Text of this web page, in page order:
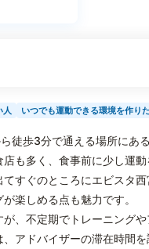
人 いつでも運動できる環境を作り
徒歩3分で通える場所にあ
も多く、食事前に少し運
すぐのところにエビスタ
楽しめる点も魅力です。
、不定期でトレーニング
アドバイザーの滞在時間を